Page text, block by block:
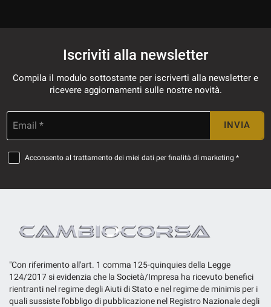
Iscriviti alla newsletter
Compila il modulo sottostante per iscriverti alla newsletter e
ricevere aggiornamenti sulle nostre novità.
Email * INVIA
Acconsento al trattamento dei miei dati per finalità di marketing *
"Con riferimento all'art. 1 comma 125-quinquies della Legge
124/2017 si evidenzia che la Società/Impresa ha ricevuto benefici
rientranti nel regime degli Aiuti di Stato e nel regime de minimis per i
quali sussiste l'obbligo di pubblicazione nel Registro Nazionale degli